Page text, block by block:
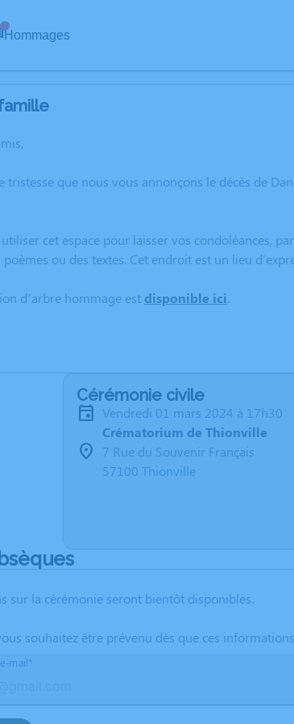
Hommages
tristesse que nous vous annonçons le décès de
cet espace pour laisser vos condoléances,
poèmes ou des textes. Cet endroit est un lieu
d’arbre hommage est disponible ici.
Cérémonie civile
vendredi 01 mars 2024 à 17h30
Crématorium de Thionville
7 Rue du Souvenir Français
57100 Thionville
sur la cérémonie seront bientôt disponibles.
souhaitez être prévenu dès que ces
mail*